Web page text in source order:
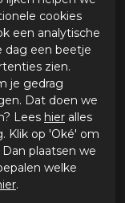
lichaam, 80g
voor optimale
schouder- en
en
Air 5
cookies
een analytische
dag een beetje
zien.
je gedrag
Dat doen we
Lees hier alles
Klik op 'Oké' om
Dan plaatsen we
welke
.